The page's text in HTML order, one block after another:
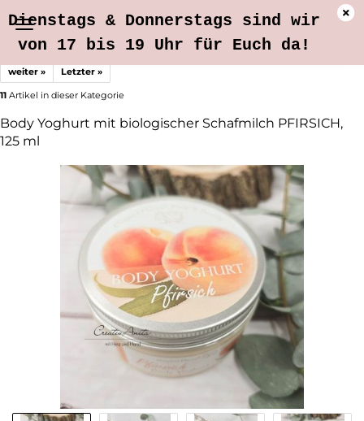
Dienstags & Donnerstags sind wir
von 17 bis 19 Uhr für Euch da!
weiter » Letzter »
11 Artikel in dieser Kategorie
Body Yoghurt mit biologischer Schafmilch PFIRSICH,
125 ml